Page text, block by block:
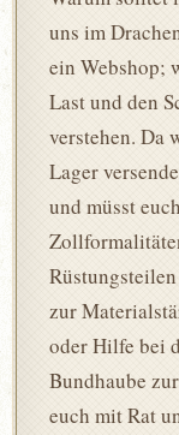
uns im
ein Webshop;
Last und den
verstehen. Da
Lager
und müsst
zur
oder Hilfe bei
Bundhaube
euch mit Rat